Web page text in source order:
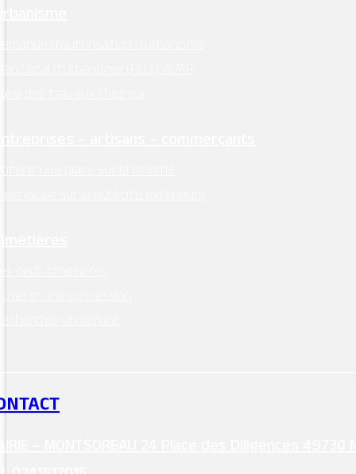
d’autorisation d’urbanisme
Local d’Urbanisme (PLUI), AVAP
des travaux chez soi
– artisans – commerçants
une place sur le marché
locale sur la publicité extérieure
deux cimetières
une concession
un défunt
– MONTSOREAU 24 Place des Diligences